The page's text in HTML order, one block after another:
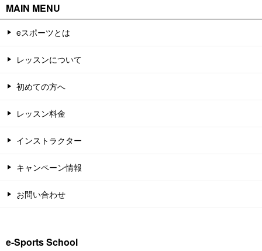
MAIN MENU
eスポーツとは
レッスンについて
初めての方へ
レッスン料金
インストラクター
キャンペーン情報
お問い合わせ
e-Sports School